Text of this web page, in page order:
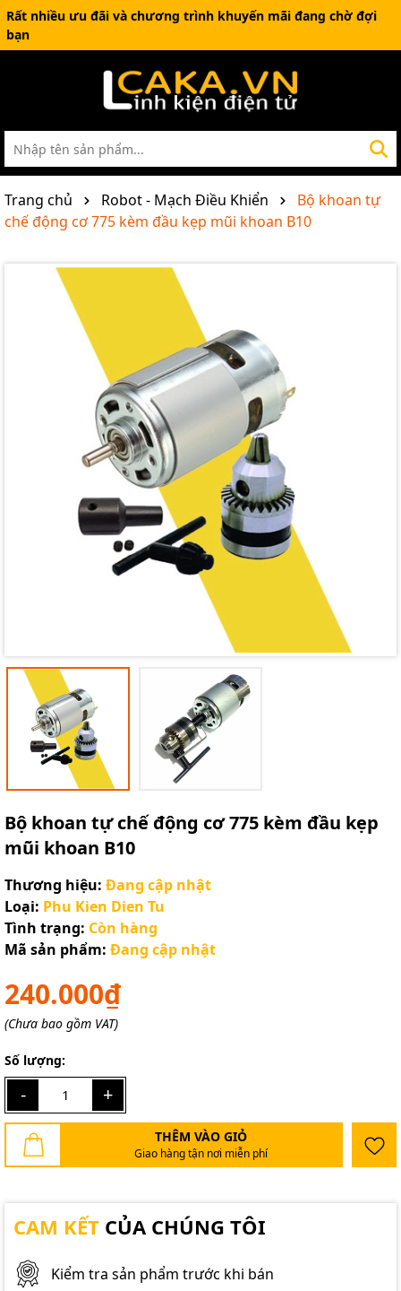
Rất nhiều ưu đãi và chương trình khuyến mãi đang chờ đợi
bạn
Trang chủ Robot - Mạch Điều Khiển
Bộ khoan tự
chế động cơ 775 kèm đầu kẹp mũi khoan B10
Bộ khoan tự chế động cơ 775 kèm đầu kẹp
mũi khoan B10
Thương hiệu: Đang cập nhật
Loại: Phu Kien Dien Tu
Tình trạng: Còn hàng
Mã sản phẩm: Đang cập nhật
240.000₫
(Chưa bao gồm VAT)
Số lượng:
- +
THÊM VÀO GIỎ
Giao hàng tận nơi miễn phí
CAM KẾT CỦA CHÚNG TÔI
Kiểm tra sản phẩm trước khi bán